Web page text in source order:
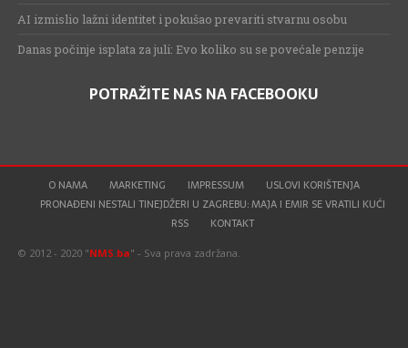
AI izmislio lažni identitet i pokušao prevariti stvarnu osobu
Danas počinje isplata za juli: Evo koliko su se povećale penzije
POTRAŽITE NAS NA FACEBOOKU
O NAMA MARKETING IMPRESSUM
USLOVI KORIŠTENJA
PRONAĐENI NESTALI TINEJDŽERI U ZAGREBU: MAJA I EMIR SE VRATILI KUĆI
RSS
KONTAKT
© 2012 - 2020 "NMS.ba" - Sva prava zadržana.